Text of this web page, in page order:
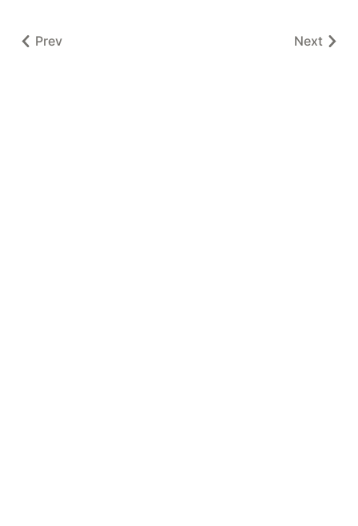
Prev Next